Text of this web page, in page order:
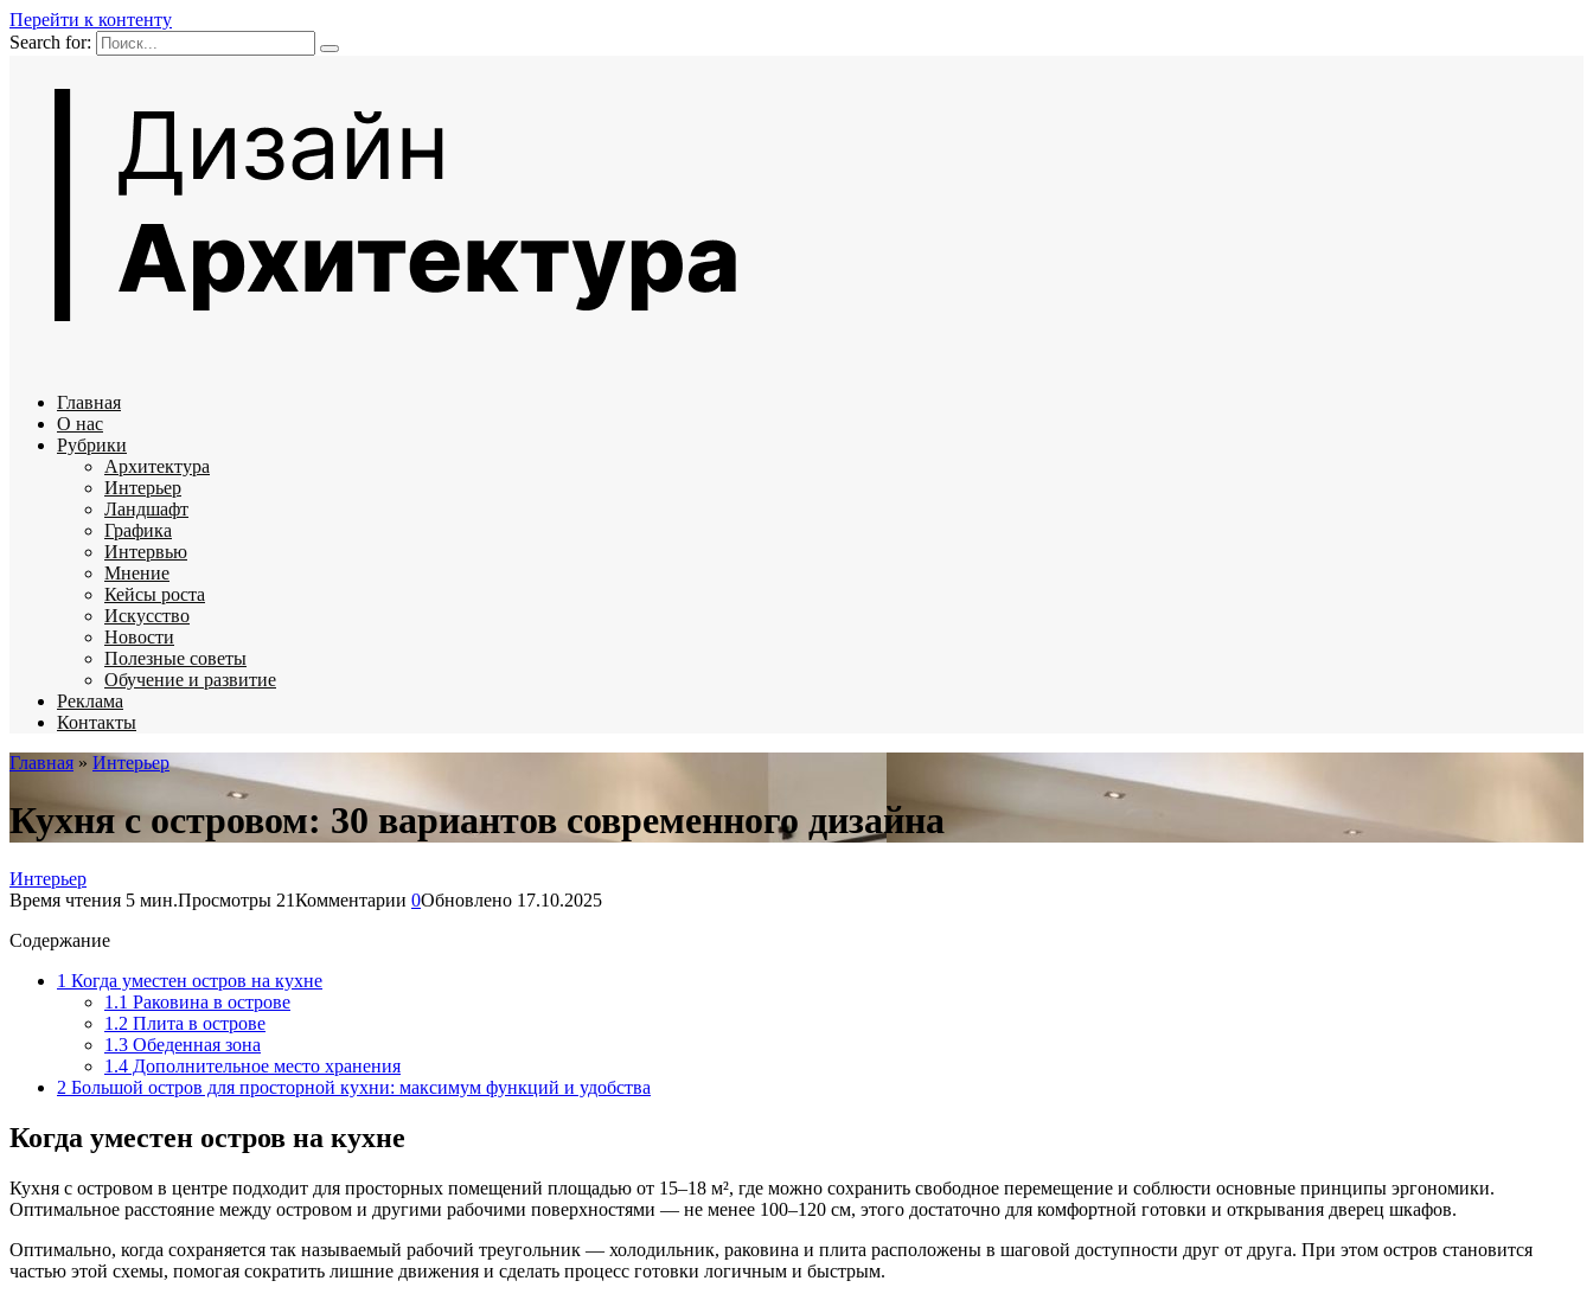
Перейти к контенту
Search for:
Главная
О нас
Рубрики
Архитектура
Интерьер
Ландшафт
Графика
Интервью
Мнение
Кейсы роста
Искусство
Новости
Полезные советы
Обучение и развитие
Реклама
Контакты
Главная » Интерьер
Кухня с островом: 30 вариантов современного дизайна
Интерьер
Время чтения 5 мин.Просмотры 21Комментарии 0Обновлено 17.10.2025
Содержание
1 Когда уместен остров на кухне
1.1 Раковина в острове
1.2 Плита в острове
1.3 Обеденная зона
1.4 Дополнительное место хранения
2 Большой остров для просторной кухни: максимум функций и удобства
Когда уместен остров на кухне
Кухня с островом в центре подходит для просторных помещений площадью от 15–18 м², где можно сохранить свободное перемещение и соблюсти основные принципы эргономики.
Оптимальное расстояние между островом и другими рабочими поверхностями — не менее 100–120 см, этого достаточно для комфортной готовки и открывания дверец шкафов.
Оптимально, когда сохраняется так называемый рабочий треугольник — холодильник, раковина и плита расположены в шаговой доступности друг от друга. При этом остров становится
частью этой схемы, помогая сократить лишние движения и сделать процесс готовки логичным и быстрым.